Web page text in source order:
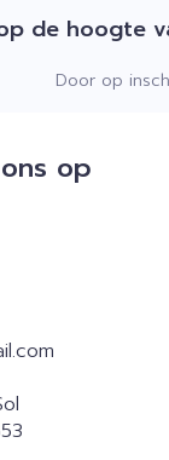
de hoogte
Door op
op